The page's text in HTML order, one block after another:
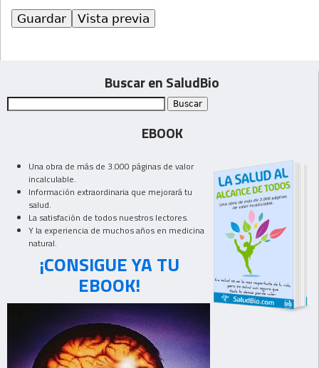
Buscar en SaludBio
EBOOK
Una obra de más de 3.000 páginas de valor
incalculable.
Información extraordinaria que mejorará tu
salud.
La satisfación de todos nuestros lectores.
Y la experiencia de muchos años en medicina
natural.
¡CONSIGUE YA TU
EBOOK!